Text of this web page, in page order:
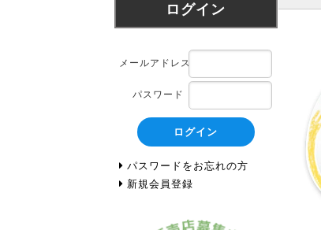
ログイン
メールアドレス
パスワード
ログイン
パスワードをお忘れの方
新規会員登録